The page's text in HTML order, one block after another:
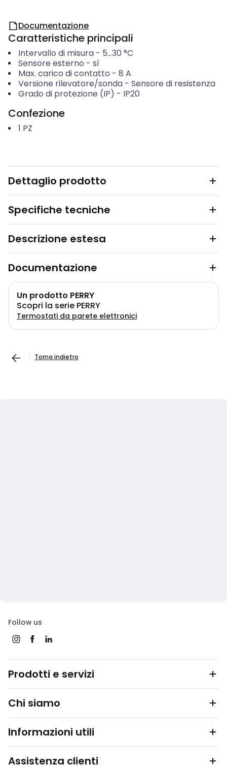
Documentazione
Caratteristiche principali
Intervallo di misura- 5...30 °C
Sensore esterno - sì
Max. carico di contatto - 8 A
Versione rilevatore/sonda- Sensore di resistenza
Grado di protezione (IP) - IP20
Confezione
1 PZ
Dettaglio prodotto
Specifiche tecniche
Descrizione estesa
Documentazione
Un prodotto PERRY
Scopri la serie PERRY
Termostati da parete elettronici
Torna indietro
Follow us
Prodotti e servizi
Chi siamo
Informazioni utili
Assistenza clienti